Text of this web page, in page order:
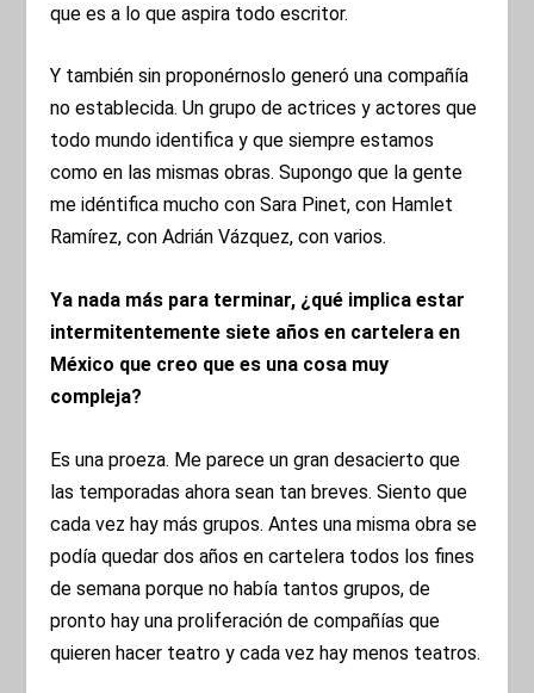
que es a lo que aspira todo escritor.
Y también sin proponérnoslo generó una compañía
no establecida. Un grupo de actrices y actores que
todo mundo identifica y que siempre estamos
como en las mismas obras. Supongo que la gente
me idéntifica mucho con Sara Pinet, con Hamlet
Ramírez, con Adrián Vázquez, con varios.
Ya nada más para terminar, ¿qué implica estar
intermitentemente siete años en cartelera en
México que creo que es una cosa muy
compleja?
Es una proeza. Me parece un gran desacierto que
las temporadas ahora sean tan breves. Siento que
cada vez hay más grupos. Antes una misma obra se
podía quedar dos años en cartelera todos los fines
de semana porque no había tantos grupos, de
pronto hay una proliferación de compañías que
quieren hacer teatro y cada vez hay menos teatros.